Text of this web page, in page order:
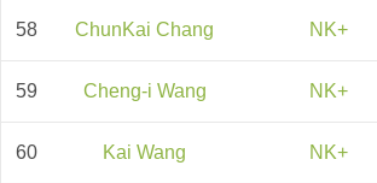
58 ChunKai Chang NK+
59 Cheng-i Wang NK+
60 Kai Wang NK+